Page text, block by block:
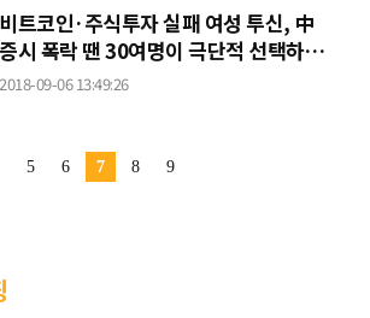
비트코인·주식투자 실패 여성 투신, 中
증시 폭락 땐 30여명이 극단적 선택하기
도
2018-09-06 13:49:26
5 6 7 8 9